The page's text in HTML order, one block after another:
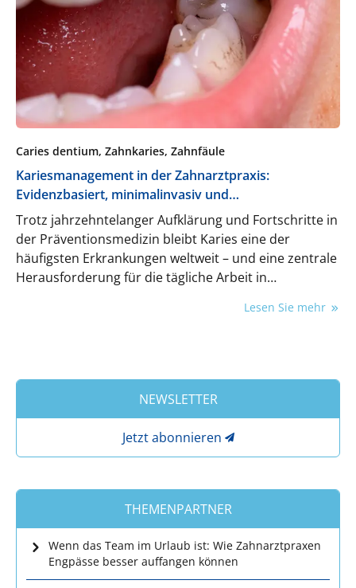
Caries dentium, Zahnkaries, Zahnfäule
Kariesmanagement in der Zahnarztpraxis:
Evidenzbasiert, minimalinvasiv und
patientenzentriert
Trotz jahrzehntelanger Aufklärung und Fortschritte in
der Präventionsmedizin bleibt Karies eine der
häufigsten Erkrankungen weltweit – und eine zentrale
Herausforderung für die tägliche Arbeit in
aktuellen Erkenntnisse zur Ätiologie, Diagnostik,
Lesen Sie mehr
NEWSLETTER
Jetzt abonnieren
THEMENPARTNER
Wenn das Team im Urlaub ist: Wie Zahnarztpraxen
Engpässe besser auffangen können